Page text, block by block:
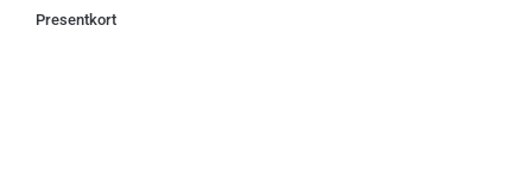
Presentkort